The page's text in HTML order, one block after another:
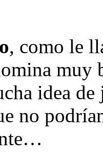
, como le
idea de
no